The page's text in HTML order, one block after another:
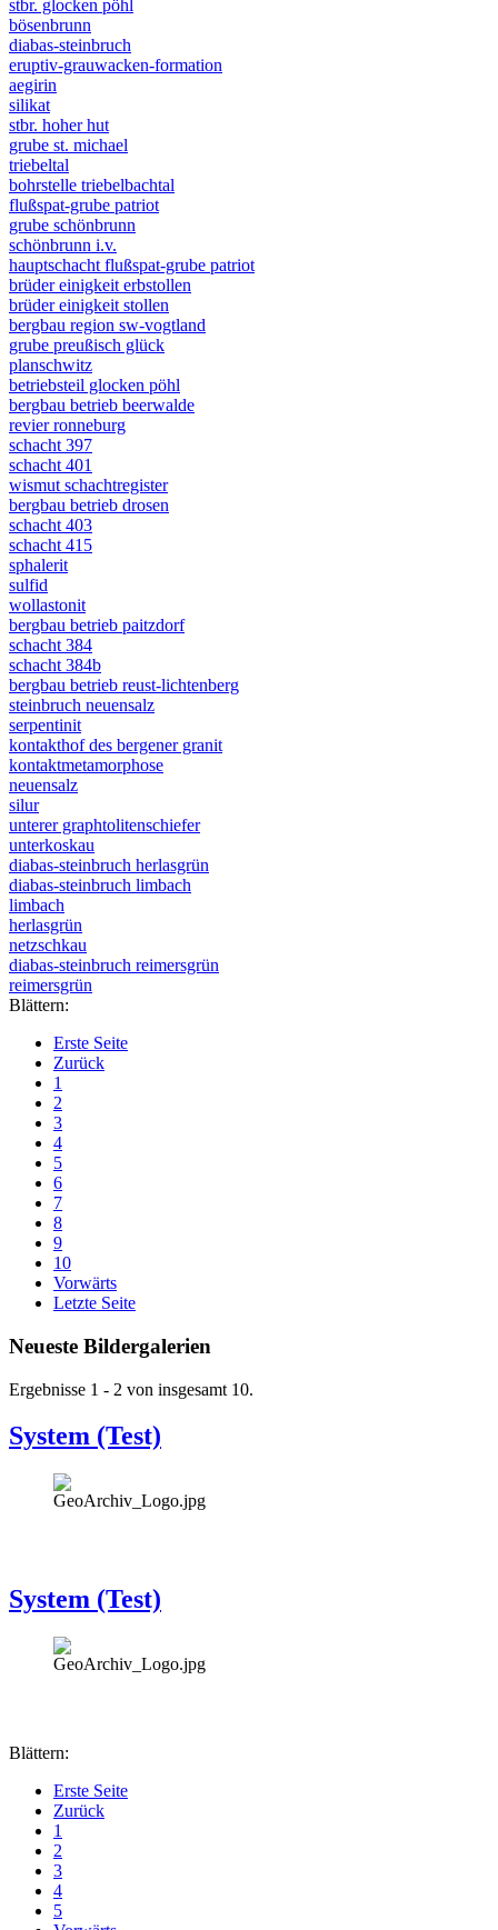
stbr. glocken pöhl
bösenbrunn
diabas-steinbruch
eruptiv-grauwacken-formation
aegirin
silikat
stbr. hoher hut
grube st. michael
triebeltal
bohrstelle triebelbachtal
flußspat-grube patriot
grube schönbrunn
schönbrunn i.v.
hauptschacht flußspat-grube patriot
brüder einigkeit erbstollen
brüder einigkeit stollen
bergbau region sw-vogtland
grube preußisch glück
planschwitz
betriebsteil glocken pöhl
bergbau betrieb beerwalde
revier ronneburg
schacht 397
schacht 401
wismut schachtregister
bergbau betrieb drosen
schacht 403
schacht 415
sphalerit
sulfid
wollastonit
bergbau betrieb paitzdorf
schacht 384
schacht 384b
bergbau betrieb reust-lichtenberg
steinbruch neuensalz
serpentinit
kontakthof des bergener granit
kontaktmetamorphose
neuensalz
silur
unterer graphtolitenschiefer
unterkoskau
diabas-steinbruch herlasgrün
diabas-steinbruch limbach
limbach
herlasgrün
netzschkau
diabas-steinbruch reimersgrün
reimersgrün
Blättern:
Erste Seite
Zurück
1
2
3
4
5
6
7
8
9
10
Vorwärts
Letzte Seite
Neueste Bildergalerien
Ergebnisse 1 - 2 von insgesamt 10.
System (Test)
System (Test)
Blättern:
Erste Seite
Zurück
1
2
3
4
5